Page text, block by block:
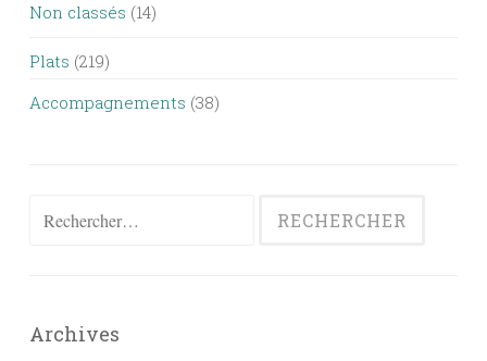
Non classés (14)
Plats (219)
Accompagnements (38)
Rechercher :
Archives